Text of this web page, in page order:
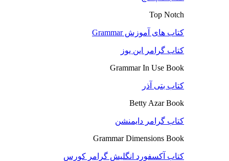
Top Notch
کتاب های آموزش Grammar
کتاب گرامر این یوز
Grammar In Use Book
کتاب بتی آذر
Betty Azar Book
کتاب گرامر دایمنشن
Grammar Dimensions Book
کتاب آکسفورد انگلیش گرامر کورس